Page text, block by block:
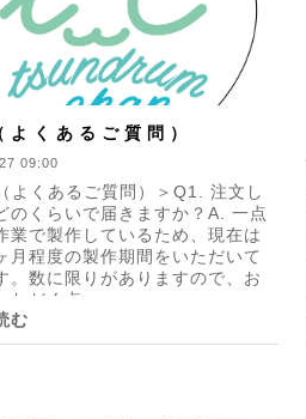
よくあるご質問）
09:00
よくあるご質問）＞Q1. 注文し
のくらいで届きますか？A. 一点
業で製作しているため、現在は
月程度の製作期間をいただいて
。数に限りがありますので、お
ただく点...
む